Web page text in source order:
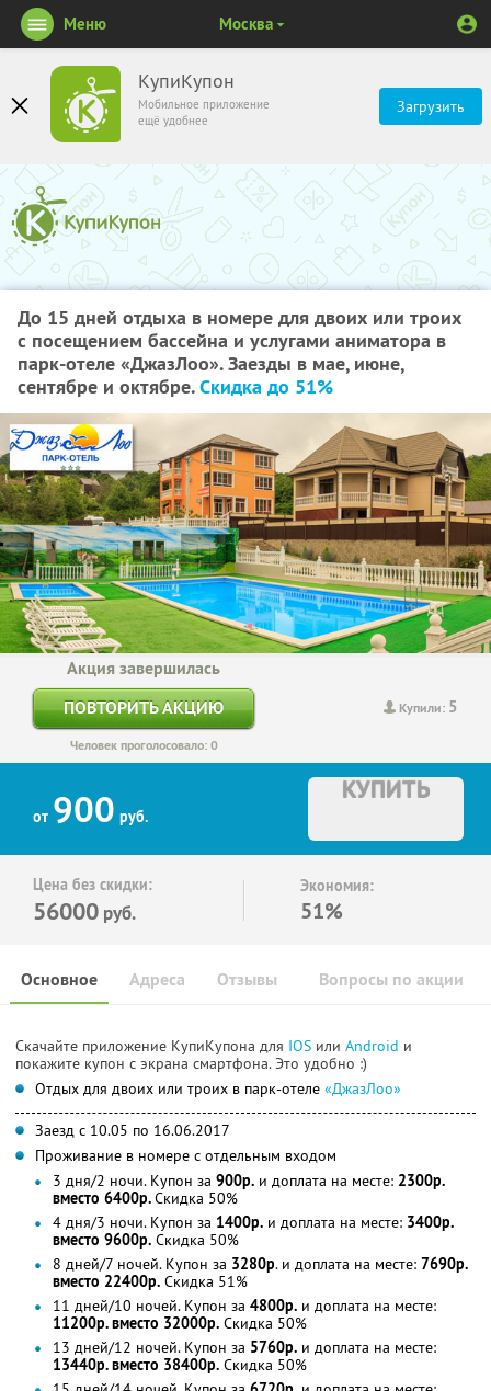
КупиКупон
Мобильное приложение
ещё удобнее
Загрузить
Меню Москва
До 15 дней отдыха в номере для двоих или троих
с посещением бассейна и услугами аниматора в
парк-отеле «ДжазЛоо». Заезды в мае, июне,
сентябре и октябре.Скидка до 51%
Купили: 5
Акция завершилась
ПОВТОРИТЬ АКЦИЮ
Человек проголосовало: 0
от 900 руб.
КУПИТЬ
Цена без скидки:
56000 руб.
Экономия:
51%
Основное Отзывы Вопросы по акции
Адреса
Скачайте приложение КупиКупона для IOS или Android и
покажите купон с экрана смартфона. Это удобно :)
Отдых для двоих или троих в парк-отеле «ДжазЛоо»
Заезд с 10.05 по 16.06.2017
Проживание в номере с отдельным входом
3 дня/2 ночи. Купон за 900р. и доплата на месте: 2300р.
вместо 6400р.Скидка 50%
4 дня/3 ночи. Купон за 1400р. и доплата на месте: 3400р.
вместо 9600р. Скидка 50%
8 дней/7 ночей. Купон за 3280р. и доплата на месте: 7690р.
вместо 22400р. Скидка 51%
11 дней/10 ночей. Купон за 4800р. и доплата на месте:
11200р. вместо 32000р. Скидка 50%
13 дней/12 ночей. Купон за 5760р. и доплата на месте:
13440р. вместо 38400р. Скидка 50%